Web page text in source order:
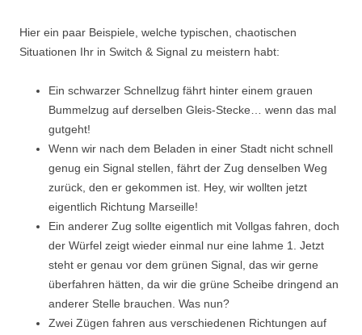
Hier ein paar Beispiele, welche typischen, chaotischen
Situationen Ihr in Switch & Signal zu meistern habt:
Ein schwarzer Schnellzug fährt hinter einem grauen
Bummelzug auf derselben Gleis-Stecke… wenn das mal
gutgeht!
Wenn wir nach dem Beladen in einer Stadt nicht schnell
genug ein Signal stellen, fährt der Zug denselben Weg
zurück, den er gekommen ist. Hey, wir wollten jetzt
eigentlich Richtung Marseille!
Ein anderer Zug sollte eigentlich mit Vollgas fahren, doch
der Würfel zeigt wieder einmal nur eine lahme 1. Jetzt
steht er genau vor dem grünen Signal, das wir gerne
überfahren hätten, da wir die grüne Scheibe dringend an
anderer Stelle brauchen. Was nun?
Zwei Zügen fahren aus verschiedenen Richtungen auf